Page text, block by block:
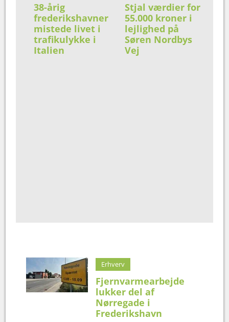
38-årig
frederikshavner
mistede livet i
trafikulykke i
Italien
Stjal værdier for
55.000 kroner i
lejlighed på
Søren Nordbys
Vej
Erhverv
Fjernvarmearbejde
lukker del af
Nørregade i
Frederikshavn